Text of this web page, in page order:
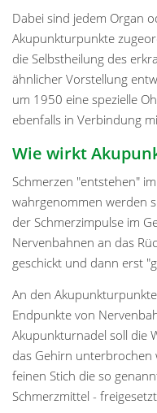
Dabei sind jedem Organ
Akupunkturpunkte
die Selbstheilung des
ähnlicher Vorstellung
um 1950 eine spezielle
ebenfalls in Verbindung
Wie wirkt
Schmerzen "entstehen"
wahrgenommen werden
der Schmerzimpulse im
Nervenbahnen an das
geschickt und dann erst
An den
Endpunkte von
Akupunkturnadel soll die
das Gehirn
feinen Stich die so
Schmerzmittel -